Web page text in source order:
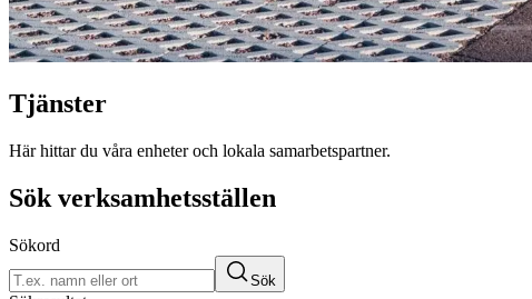
Tjänster
Här hittar du våra enheter och lokala samarbetspartner.
Sök verksamhetsställen
Sökord
Sök